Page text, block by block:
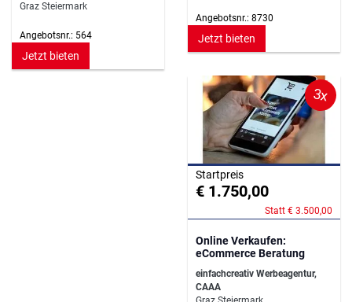
Graz Steiermark
Angebotsnr.: 564
Jetzt bieten
Angebotsnr.: 8730
Jetzt bieten
3x
Startpreis
€ 1.750,00
Statt € 3.500,00
Online Verkaufen:
eCommerce Beratung
einfachcreativ Werbeagentur,
CAAA